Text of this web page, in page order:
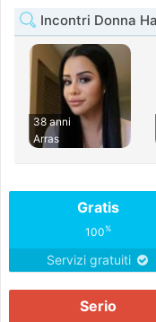
Incontri Donna
38 anni
Arras
Gratis
100%
Servizi gratuiti
Serio